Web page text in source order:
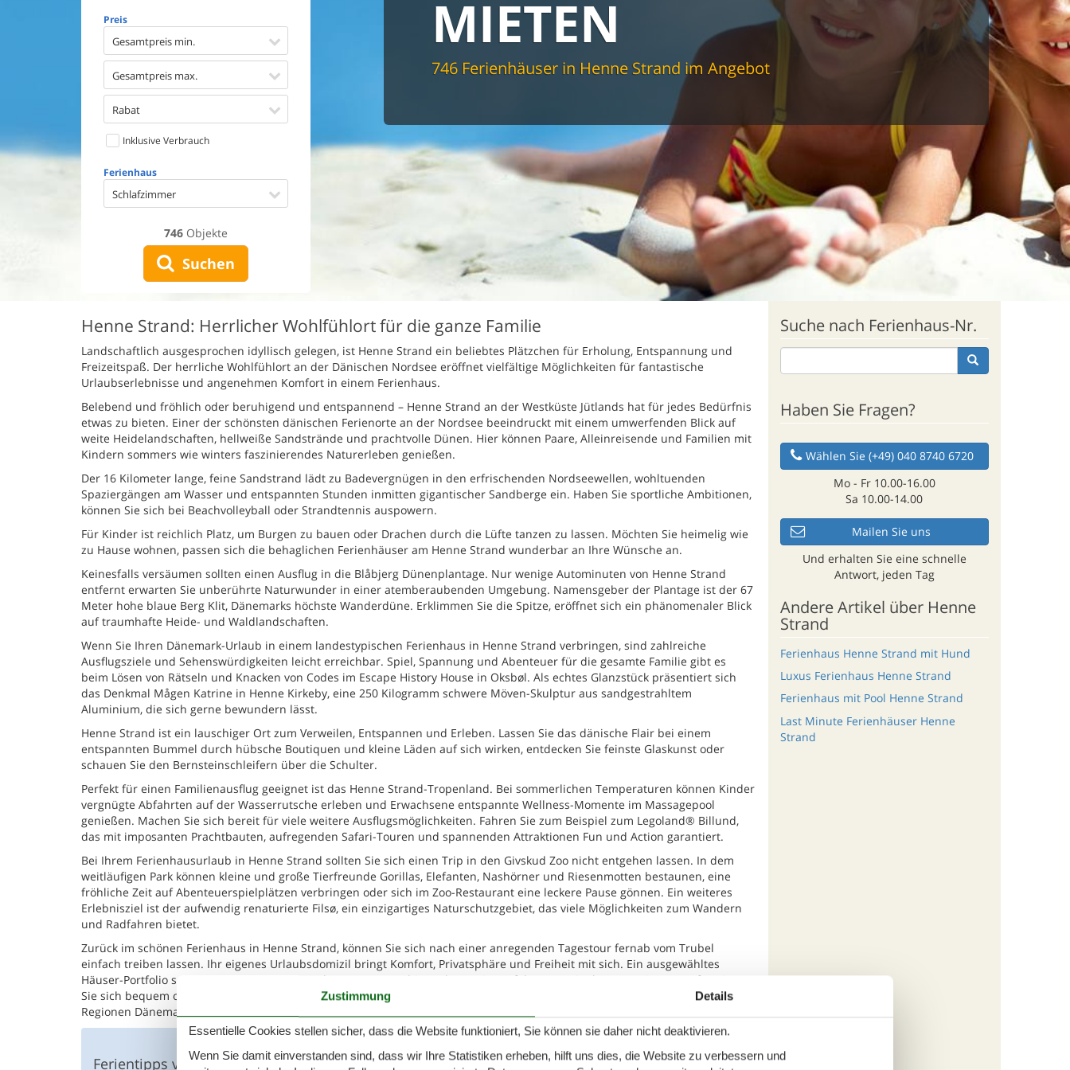
Preis
Gesamtpreis min.
Gesamtpreis max.
Rabat
Inklusive Verbrauch
Ferienhaus
Schlafzimmer
746 Objekte
Suchen
Eingezäunter Bereich
Klimaanlage
Ladestation für Elektroauto
MIETEN
746 Ferienhäuser in Henne Strand im Angebot
Henne Strand: Herrlicher Wohlfühlort für die ganze Familie
Landschaftlich ausgesprochen idyllisch gelegen, ist Henne Strand ein beliebtes Plätzchen für Erholung, Entspannung und
Freizeitspaß. Der herrliche Wohlfühlort an der Dänischen Nordsee eröffnet vielfältige Möglichkeiten für fantastische
Urlaubserlebnisse und angenehmen Komfort in einem Ferienhaus.
Belebend und fröhlich oder beruhigend und entspannend – Henne Strand an der Westküste Jütlands hat für jedes Bedürfnis
etwas zu bieten. Einer der schönsten dänischen Ferienorte an der Nordsee beeindruckt mit einem umwerfenden Blick auf
weite Heidelandschaften, hellweiße Sandstrände und prachtvolle Dünen. Hier können Paare, Alleinreisende und Familien mit
Kindern sommers wie winters faszinierendes Naturerleben genießen.
Der 16 Kilometer lange, feine Sandstrand lädt zu Badevergnügen in den erfrischenden Nordseewellen, wohltuenden
Spaziergängen am Wasser und entspannten Stunden inmitten gigantischer Sandberge ein. Haben Sie sportliche Ambitionen,
können Sie sich bei Beachvolleyball oder Strandtennis auspowern.
Für Kinder ist reichlich Platz, um Burgen zu bauen oder Drachen durch die Lüfte tanzen zu lassen. Möchten Sie heimelig wie
zu Hause wohnen, passen sich die behaglichen Ferienhäuser am Henne Strand wunderbar an Ihre Wünsche an.
Keinesfalls versäumen sollten einen Ausflug in die Blåbjerg Dünenplantage. Nur wenige Autominuten von Henne Strand
entfernt erwarten Sie unberührte Naturwunder in einer atemberaubenden Umgebung. Namensgeber der Plantage ist der 67
Meter hohe blaue Berg Klit, Dänemarks höchste Wanderdüne. Erklimmen Sie die Spitze, eröffnet sich ein phänomenaler Blick
auf traumhafte Heide- und Waldlandschaften.
Wenn Sie Ihren Dänemark-Urlaub in einem landestypischen Ferienhaus in Henne Strand verbringen, sind zahlreiche
Ausflugsziele und Sehenswürdigkeiten leicht erreichbar. Spiel, Spannung und Abenteuer für die gesamte Familie gibt es
beim Lösen von Rätseln und Knacken von Codes im Escape History House in Oksbøl. Als echtes Glanzstück präsentiert sich
das Denkmal Mågen Katrine in Henne Kirkeby, eine 250 Kilogramm schwere Möven-Skulptur aus sandgestrahltem
Aluminium, die sich gerne bewundern lässt.
Henne Strand ist ein lauschiger Ort zum Verweilen, Entspannen und Erleben. Lassen Sie das dänische Flair bei einem
entspannten Bummel durch hübsche Boutiquen und kleine Läden auf sich wirken, entdecken Sie feinste Glaskunst oder
schauen Sie den Bernsteinschleifern über die Schulter.
Perfekt für einen Familienausflug geeignet ist das Henne Strand-Tropenland. Bei sommerlichen Temperaturen können Kinder
vergnügte Abfahrten auf der Wasserrutsche erleben und Erwachsene entspannte Wellness-Momente im Massagepool
genießen. Machen Sie sich bereit für viele weitere Ausflugsmöglichkeiten. Fahren Sie zum Beispiel zum Legoland® Billund,
das mit imposanten Prachtbauten, aufregenden Safari-Touren und spannenden Attraktionen Fun und Action garantiert.
Bei Ihrem Ferienhausurlaub in Henne Strand sollten Sie sich einen Trip in den Givskud Zoo nicht entgehen lassen. In dem
weitläufigen Park können kleine und große Tierfreunde Gorillas, Elefanten, Nashörner und Riesenmotten bestaunen, eine
fröhliche Zeit auf Abenteuerspielplätzen verbringen oder sich im Zoo-Restaurant eine leckere Pause gönnen. Ein weiteres
Erlebnisziel ist der aufwendig renaturierte Filsø, ein einzigartiges Naturschutzgebiet, das viele Möglichkeiten zum Wandern
und Radfahren bietet.
Zurück im schönen Ferienhaus in Henne Strand, können Sie sich nach einer anregenden Tagestour fernab vom Trubel
einfach treiben lassen. Ihr eigenes Urlaubsdomizil bringt Komfort, Privatsphäre und Freiheit mit sich. Ein ausgewähltes
Häuser-Portfolio sowie eine kompetente Rundum-Betreuung bietet Ihnen eine erfahrene Ferienhausvermietung. Informieren
Sie sich bequem online und freuen Sie sich auf eine sorglose Reise nach Henne Strand in Jütland, eine der schönsten
Regionen Dänemarks.
Ferientipps von anderen Gästen
Suche nach Ferienhaus-Nr.
Haben Sie Fragen?
Wählen Sie (+49) 040 8740 6720
Mo - Fr 10.00-16.00
Sa 10.00-14.00
Mailen Sie uns
Und erhalten Sie eine schnelle
Antwort, jeden Tag
Andere Artikel über Henne
Strand
Ferienhaus Henne Strand mit Hund
Luxus Ferienhaus Henne Strand
Ferienhaus mit Pool Henne Strand
Last Minute Ferienhäuser Henne
Strand
Zustimmung Details
Essentielle Cookies stellen sicher, dass die Website funktioniert, Sie können sie daher nicht deaktivieren.
Wenn Sie damit einverstanden sind, dass wir Ihre Statistiken erheben, hilft uns dies, die Website zu verbessern und